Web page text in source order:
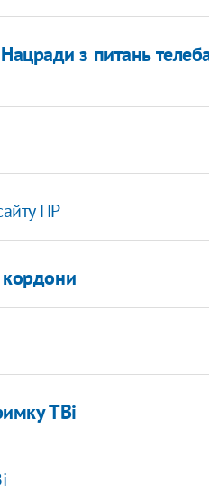
з питань
ПР
кордони
ТВі